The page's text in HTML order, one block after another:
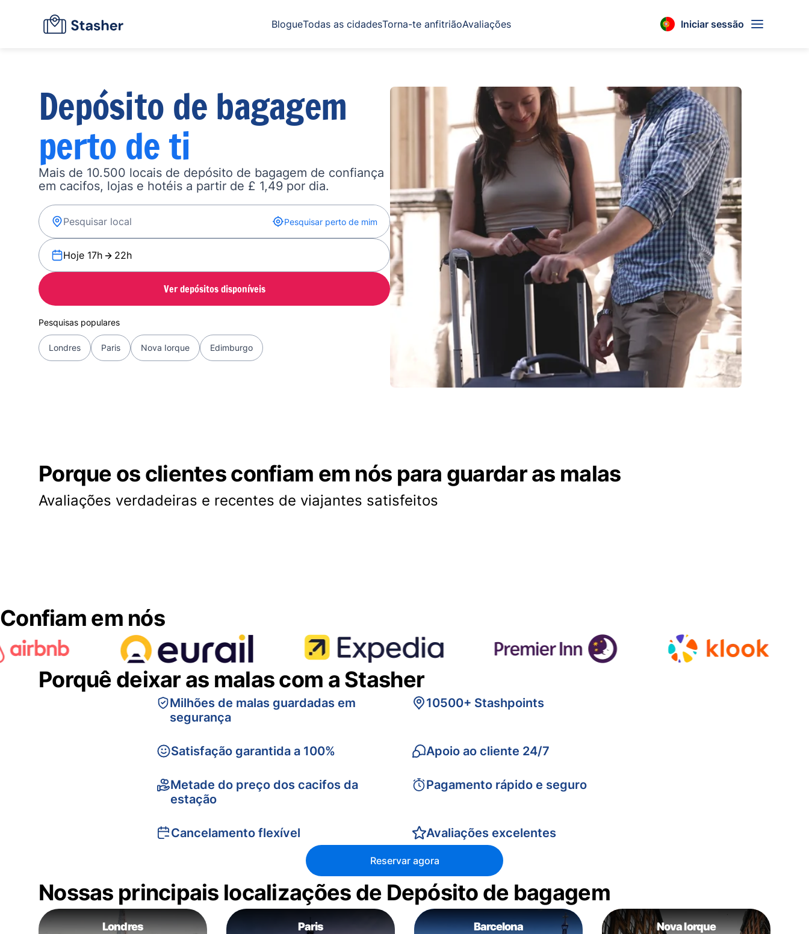
BlogueTodas as cidadesTorna-te anfitriãoAvaliações Iniciar sessão
Depósito de bagagem
perto de ti
Mais de 10.500 locais de depósito de bagagem de confiança
em cacifos, lojas e hotéis a partir de £ 1,49 por dia.
Pesquisar perto de mim
Hoje 17h 22h
Ver depósitos disponíveis
Pesquisas populares
Londres Paris Nova Iorque Edimburgo
Porque os clientes confiam em nós para guardar as malas
Avaliações verdadeiras e recentes de viajantes satisfeitos
Confiam em nós
Porquê deixar as malas com a Stasher
Milhões de malas guardadas em
segurança
Satisfação garantida a 100%
Metade do preço dos cacifos da
estação
Cancelamento flexível
10500+ Stashpoints
Apoio ao cliente 24/7
Pagamento rápido e seguro
Avaliações excelentes
Reservar agora
Nossas principais localizações de Depósito de bagagem
Londres Paris Barcelona Nova Iorque